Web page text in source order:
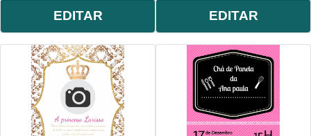
EDITAR EDITAR